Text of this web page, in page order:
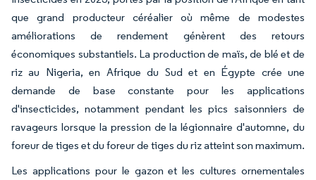
que grand producteur céréalier où même de modestes
améliorations de rendement génèrent des retours
économiques substantiels. La production de maïs, de blé et de
riz au Nigeria, en Afrique du Sud et en Égypte crée une
demande de base constante pour les applications
d'insecticides, notamment pendant les pics saisonniers de
ravageurs lorsque la pression de la légionnaire d'automne, du
foreur de tiges et du foreur de tiges du riz atteint son maximum.
Les applications pour le gazon et les cultures ornementales